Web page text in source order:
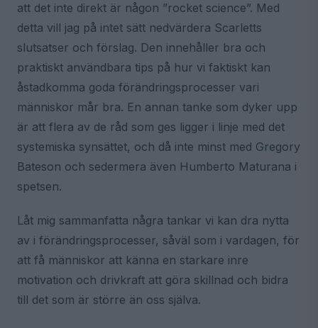
att det inte direkt är någon ”rocket science”. Med
detta vill jag på intet sätt nedvärdera Scarletts
slutsatser och förslag. Den innehåller bra och
praktiskt användbara tips på hur vi faktiskt kan
åstadkomma goda förändringsprocesser vari
människor mår bra. En annan tanke som dyker upp
är att flera av de råd som ges ligger i linje med det
systemiska synsättet, och då inte minst med Gregory
Bateson och sedermera även Humberto Maturana i
spetsen.
Låt mig sammanfatta några tankar vi kan dra nytta
av i förändringsprocesser, såväl som i vardagen, för
att få människor att känna en starkare inre
motivation och drivkraft att göra skillnad och bidra
till det som är större än oss själva.